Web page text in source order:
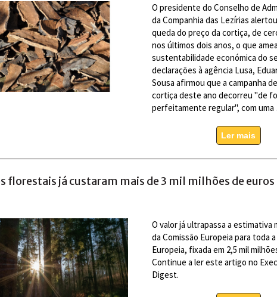
O presidente do Conselho de
da Companhia das Lezírias
queda do preço da cortiça, de
nos últimos dois anos, o que
sustentabilidade económica do
declarações à agência Lusa,
Sousa afirmou que a campanha
cortiça deste ano decorreu "de
perfeitamente regular", com
Ler mais
florestais já custaram mais de 3 mil milhões de euros
O valor já ultrapassa a estimativa
da Comissão Europeia para toda
Europeia, fixada em 2,5 mil
Continue a ler este artigo no
Digest.